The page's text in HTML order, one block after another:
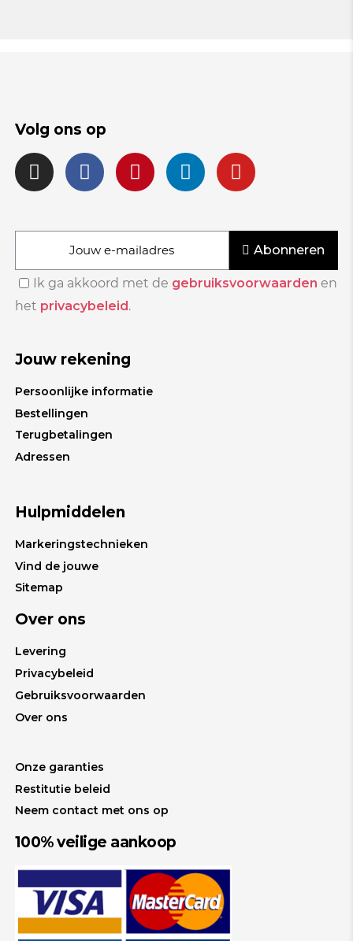
Volg ons op
Abonneren
Ik ga akkoord met de gebruiksvoorwaarden en
het privacybeleid.
Jouw rekening
Persoonlijke informatie
Bestellingen
Terugbetalingen
Adressen
Hulpmiddelen
Markeringstechnieken
Vind de jouwe
Sitemap
Over ons
Levering
Privacybeleid
Gebruiksvoorwaarden
Over ons
Onze garanties
Restitutie beleid
Neem contact met ons op
100% veilige aankoop